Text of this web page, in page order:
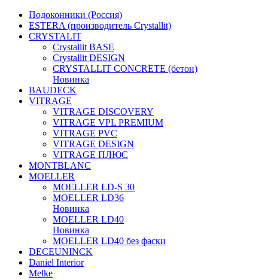
Подоконники (Россия)
ESTERA (производитель Crystallit)
CRYSTALIT
Crystallit BASE
Crystallit DESIGN
CRYSTALLIT CONCRETE (бетон)
Новинка
BAUDECK
VITRAGE
VITRAGE DISCOVERY
VITRAGE VPL PREMIUM
VITRAGE PVC
VITRAGE DESIGN
VITRAGE ПЛЮС
MONTBLANC
MOELLER
MOELLER LD-S 30
MOELLER LD36
Новинка
MOELLER LD40
Новинка
MOELLER LD40 без фаски
DECEUNINCK
Daniel Interior
Melke